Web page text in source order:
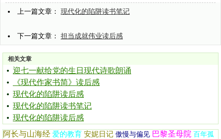
上一篇文章： 现代化的陷阱读书笔记
下一篇文章： 担当成就伟业读后感
相关文章
迎七一献给党的生日现代诗歌朗诵
《现代作家书简》读后感
现代化的陷阱读后感
现代化的陷阱读书笔记
现代化的陷阱读后感
阿长与山海经 爱的教育 安妮日记 傲慢与偏见 巴黎圣母院 百年孤